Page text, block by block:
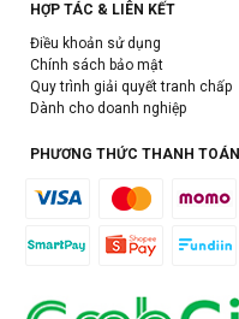
HỢP TÁC & LIÊN KẾT
Điều khoản sử dụng
Chính sách bảo mật
Quy trình giải quyết tranh chấp
Dành cho doanh nghiệp
PHƯƠNG THỨC THANH TOÁN